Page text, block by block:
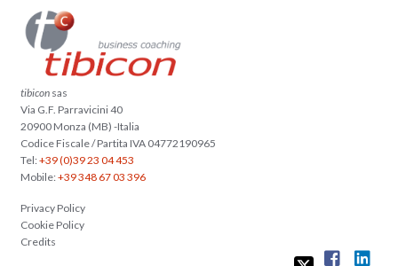
tibicon sas
Via G.F. Parravicini 40
20900 Monza (MB) -Italia
Codice Fiscale / Partita IVA 04772190965
Tel:+39 (0)39 23 04 453
Mobile:+39 348 67 03 396
Privacy Policy
Cookie Policy
Credits